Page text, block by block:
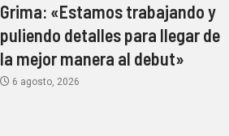
Grima: «Estamos trabajando y
puliendo detalles para llegar de
la mejor manera al debut»
6 agosto, 2026